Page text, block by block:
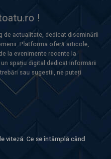
!
de actualitate, dedicat diseminării
Platforma oferă articole,
la evenimente recente la
spațiu digital dedicat informării
sau sugestii, ne puteți
viteză: Ce se întâmplă când